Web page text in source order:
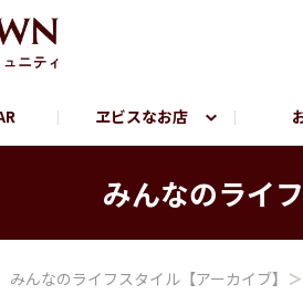
ヱビスなお店
みんなの​ライ
みんなの​ライフスタイル​【アーカイブ】 ＞